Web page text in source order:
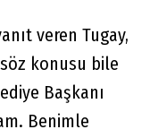
veren Tugay,
konusu bile
Başkanı
Benimle